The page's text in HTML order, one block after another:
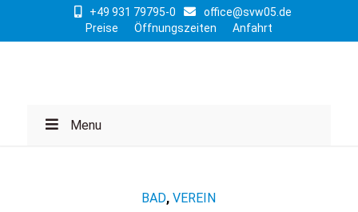
+49 931 79795-0
office@svw05.de
Preise
Öffnungszeiten Anfahrt
Menu
BAD,VEREIN